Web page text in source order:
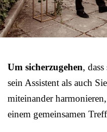
Um sicherzugehen,
sein Assistent als auch
miteinander
einem gemeinsamen